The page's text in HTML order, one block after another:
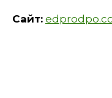
Сайт: